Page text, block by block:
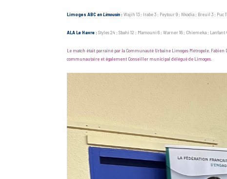
Limoges ABCen Limousin: Wajih 13 ; Irabe 3 ; Peytour 9 ; Nkodia ; Breuil 3 ; Puc
ALA Le Havre : Styles 24 ; Sbahi 12 ; Mamouni 6 ; Warner 16 ; Chiemeka ;
Le match était parrainé par la Communauté Urbaine Limoges Métropole.
communautaire et également Conseiller municipal délégué de Limoges.